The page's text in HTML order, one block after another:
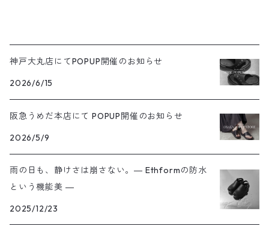
神戸大丸店にてPOPUP開催のお知らせ
2026/6/15
阪急うめだ本店にて POPUP開催のお知らせ
2026/5/9
雨の日も、静けさは崩さない。― Ethformの防水
という機能美 ―
2025/12/23